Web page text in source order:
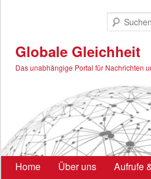
Globale Gleichheit
Das unabhängige Portal für Nachrichten
Hauptmenü
Home Über uns
Aufrufe